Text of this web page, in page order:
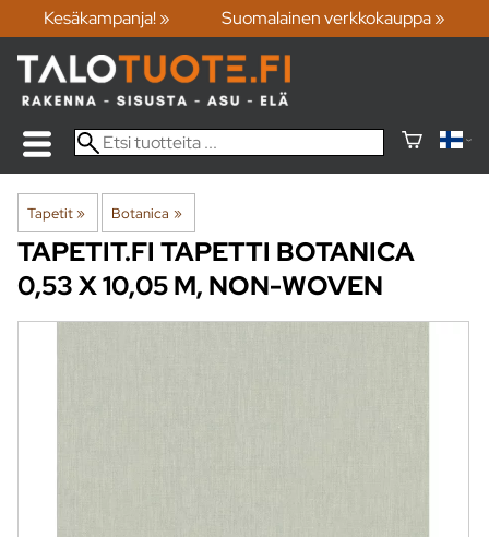
Kesäkampanja! » Suomalainen verkkokauppa »
Tapetit‪» Botanica ‪»
TAPETIT.FI TAPETTI BOTANICA
0,53 X 10,05 M, NON-WOVEN